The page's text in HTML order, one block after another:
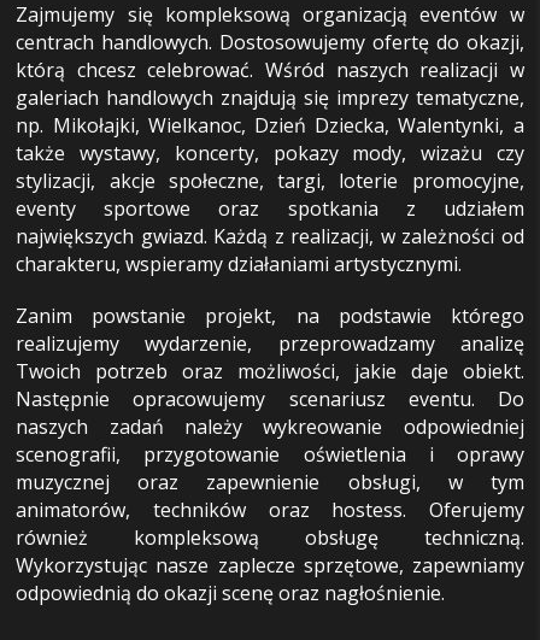
Zajmujemy się kompleksową organizacją eventów w
centrach handlowych. Dostosowujemy ofertę do okazji,
którą chcesz celebrować. Wśród naszych realizacji w
galeriach handlowych znajdują się imprezy tematyczne,
np. Mikołajki, Wielkanoc, Dzień Dziecka, Walentynki, a
także wystawy, koncerty, pokazy mody, wizażu czy
stylizacji, akcje społeczne, targi, loterie promocyjne,
eventy sportowe oraz spotkania z udziałem
największych gwiazd. Każdą z realizacji, w zależności od
charakteru, wspieramy działaniami artystycznymi.
Zanim powstanie projekt, na podstawie którego
realizujemy wydarzenie, przeprowadzamy analizę
Twoich potrzeb oraz możliwości, jakie daje obiekt.
Następnie opracowujemy scenariusz eventu. Do
naszych zadań należy wykreowanie odpowiedniej
scenografii, przygotowanie oświetlenia i oprawy
muzycznej oraz zapewnienie obsługi, w tym
animatorów, techników oraz hostess. Oferujemy
również kompleksową obsługę techniczną.
Wykorzystując nasze zaplecze sprzętowe, zapewniamy
odpowiednią do okazji scenę oraz nagłośnienie.